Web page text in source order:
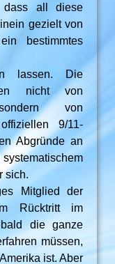
dass all diese
gezielt von
bestimmtes
lassen. Die
nicht von
sondern von
9/11-
Abgründe an
sich.
Mitglied der
Rücktritt im
die ganze
müssen,
ist. Aber